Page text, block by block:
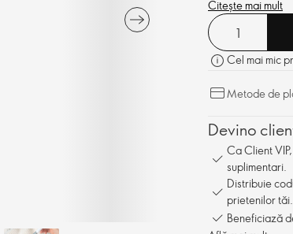
Citește mai mult
Cel mai mic
Metode de
Devino
Ca Client
suplimentari.
Distribuie
prietenilor tăi.
Beneficiază